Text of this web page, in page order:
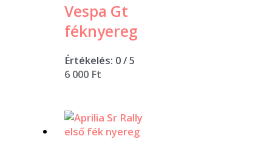
Vespa Gt
féknyereg
Értékelés: 0/ 5
6 000 Ft